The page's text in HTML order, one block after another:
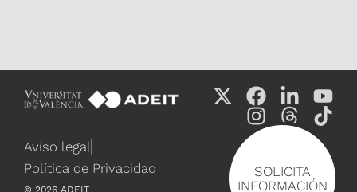
SOLICITA
INFORMACIÓN
Aviso legal
Política de Privacidad
© 2026 ADEIT